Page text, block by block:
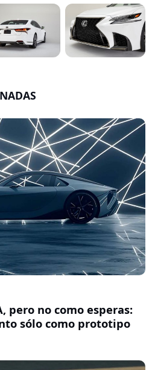
pero no como esperas:
sólo como prototipo